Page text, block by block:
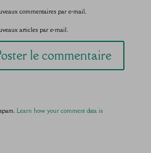
commentaires par e-mail.
articles par e-mail.
Learn how your comment data is